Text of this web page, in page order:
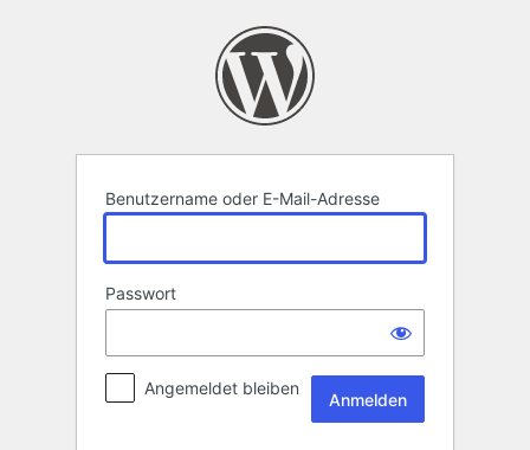
Benutzername oder E-Mail-Adresse
Passwort
Angemeldet bleiben